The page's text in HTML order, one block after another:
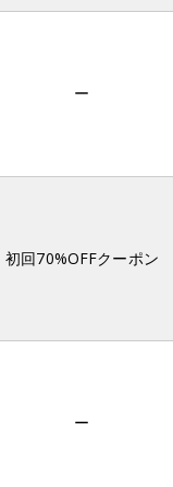
ー
初回70%OFFクーポン
ー